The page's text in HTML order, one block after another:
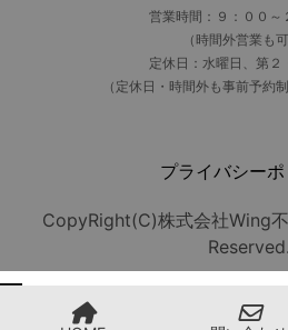
営業時間：９：００～
（時間外営業も可
定休日：水曜日、第２
（定休日・時間外も事前予約
プライバシー
CopyRight(C)株式会社Wing
Reserved.